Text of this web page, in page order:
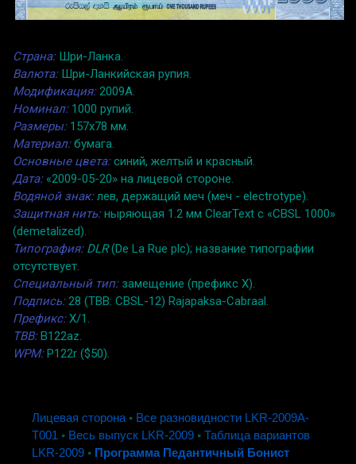
Страна:Шри-Ланка.
Валюта:Шри-Ланкийская рупия.
Модификация:2009A.
Номинал:1000 рупий.
Размеры:157x78 мм.
Материал:бумага.
Основные цвета:синий, желтый и красный.
Дата:«2009-05-20» на лицевой стороне.
Водяной знак:лев, держащий меч (меч - electrotype).
Защитная нить:ныряющая 1.2 мм ClearText с «CBSL 1000»
(demetalized).
Типография: DLR(De La Rue plc); название типографии
отсутствует.
Специальный тип:замещение (префикс X).
Подпись:28 (TBB: CBSL-12) Rajapaksa-Cabraal.
Префикс:X/1.
TBB:B122az.
WPM:P122r ($50).
Лицевая сторона◦ Все разновидности LKR-2009A-
T001 ◦ Весь выпуск LKR-2009 ◦ Таблица вариантов
LKR-2009 ◦ Программа Педантичный Бонист